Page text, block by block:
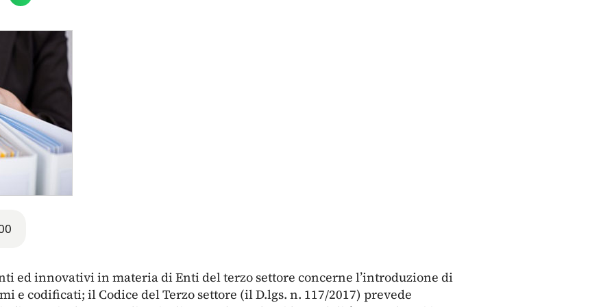
ed innovativi in materia di Enti del terzo settore concerne l’introduzione di
e codificati; il Codice del Terzo settore (il D.lgs. n. 117/2017) prevede